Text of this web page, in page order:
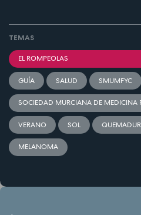
TEMAS
EL ROMPEOLAS
GUÍA SALUD SMUMFYC
SOCIEDAD MURCIANA DE MEDICINA
VERANO SOL
MELANOMA